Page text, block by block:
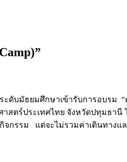
ดับมัธยมศึกษาเข้ารับการอบรม
าสตร์ประเทศไทย จังหวัดปทุมธา
กรรม แต่จะไม่รวมค่าเดินทางแ